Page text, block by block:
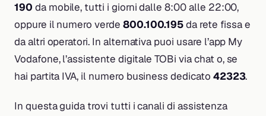
190 da mobile, tutti i giorni dalle 8:00 alle 22:00,
oppure il numero verde 800.100.195da rete fissa e
da altri operatori. In alternativa puoi usare l’app My
Vodafone, l’assistente digitale TOBi via chat o, se
hai partita IVA, il numero business dedicato 42323.
In questa guida trovi tutti i canali di assistenza